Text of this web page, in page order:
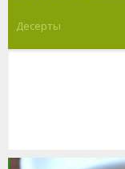
Десерты